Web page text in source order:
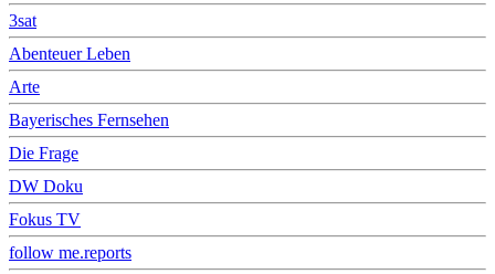
3sat
Abenteuer Leben
Arte
Bayerisches Fernsehen
Die Frage
DW Doku
Fokus TV
follow me.reports